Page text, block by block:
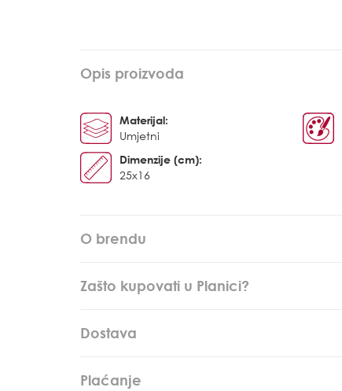
Opis proizvoda
Materijal:
Umjetni
Dimenzije (cm):
25x16
O brendu
Zašto kupovati u Planici?
Dostava
Plaćanje